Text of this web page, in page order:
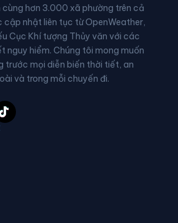
Xã Đăk Kôi
Xã Đăk Mar
Xã Đăk Pék
hơn 3.000 xã phường trên cả
cập nhật liên tục từ OpenWeather,
Cục Khí tượng Thủy văn với các
nguy hiểm. Chúng tôi mong muốn
trước mọi diễn biến thời tiết, an
và trong mỗi chuyến đi.